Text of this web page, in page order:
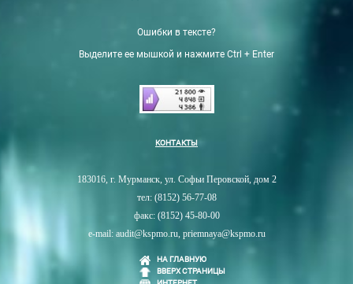
Ошибки в тексте?
Выделите ее мышкой и нажмите Ctrl + Enter
КОНТАКТЫ
183016, г. Мурманск, ул. Софьи Перовской, дом 2
тел: (8152) 56-77-08
факс: (8152) 45-80-00
e-mail: audit@kspmo.ru, priemnaya@kspmo.ru
НА ГЛАВНУЮ
ВВЕРХ СТРАНИЦЫ